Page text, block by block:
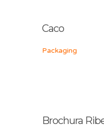
Caco
Packaging
Brochura